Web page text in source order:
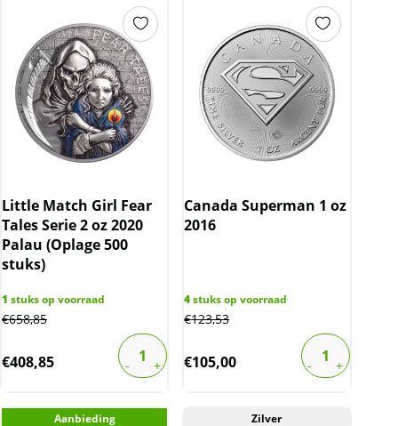
Little Match Girl Fear
Tales Serie 2 oz 2020
Palau (Oplage 500
stuks)
1 stuks op voorraad
€658,85
€408,85
Canada Superman 1 oz
2016
4stuks op voorraad
€123,53
€105,00
Aanbieding Zilver